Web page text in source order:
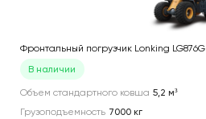
Фронтальный погрузчик Lonking LG876G
В наличии
Объем стандартного ковша 5,2 м³
Грузоподъемность 7000 кг